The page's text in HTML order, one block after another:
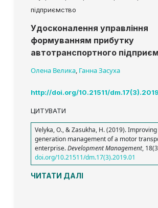
підприємство
Удосконалення управління
формуванням прибутку
автотранспортного
Олена Велика, Ганна Засуха
http://doi.org/10.21511/
ЦИТУВАТИ
Velyka, O., & Zasukha, H. (2019).
generation management of a motor
enterprise.Development Management,
doi.org/10.21511/dm.17(3).2019.01
ЧИТАТИ ДАЛІ